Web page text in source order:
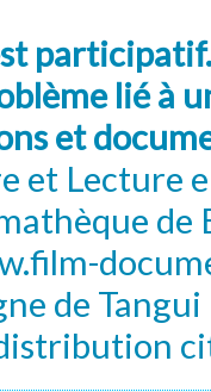
lié à
et
et Lecture
de
de